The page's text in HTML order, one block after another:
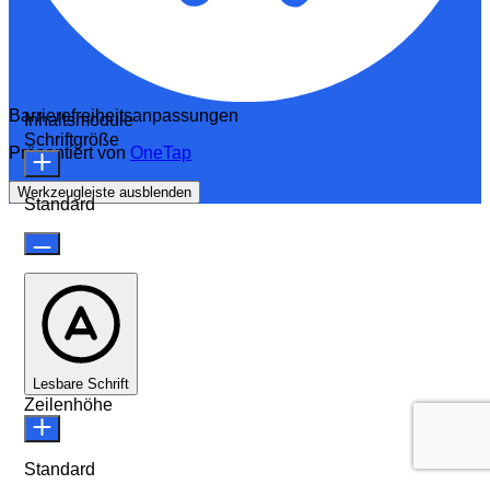
Barrierefreiheitsanpassungen
Präsentiert von OneTap
Werkzeugleiste ausblenden
Inhaltsmodule
Schriftgröße
Standard
Lesbare Schrift
Zeilenhöhe
Standard